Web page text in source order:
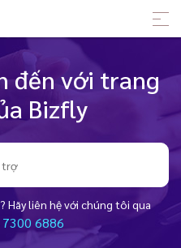
đến với trang
Bizfly
Hãy liên hệ với chúng tôi qua
6886